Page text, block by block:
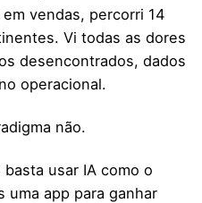
vendas, percorri 14
Vi todas as dores
desencontrados, dados
operacional.
não.
usar IA como o
uma app para ganhar